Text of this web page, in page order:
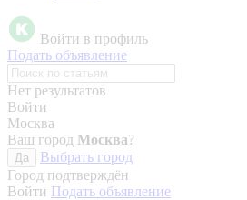
Войти в профиль
Подать объявление
Нет результатов
Войти
Москва
Ваш город Москва?
Да
Выбрать город
Город подтверждён
Войти Подать объявление